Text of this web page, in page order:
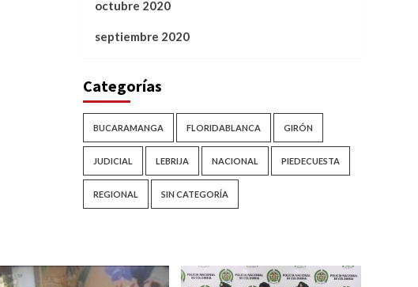
octubre 2020
septiembre 2020
Categorías
BUCARAMANGA FLORIDABLANCA GIRÓN
JUDICIAL LEBRIJA NACIONAL PIEDECUESTA
REGIONAL SIN CATEGORÍA